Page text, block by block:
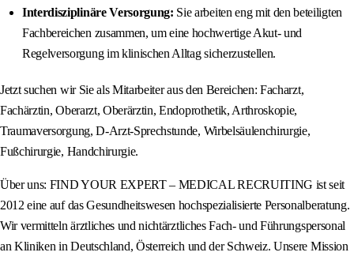
Interdisziplinäre Versorgung: Sie arbeiten eng mit den beteiligten
Fachbereichen zusammen, um eine hochwertige Akut- und
Regelversorgung im klinischen Alltag sicherzustellen.
Jetzt suchen wir Sie als Mitarbeiter aus den Bereichen: Facharzt,
Fachärztin, Oberarzt, Oberärztin, Endoprothetik, Arthroskopie,
Traumaversorgung, D-Arzt-Sprechstunde, Wirbelsäulenchirurgie,
Fußchirurgie, Handchirurgie.
Über uns: FIND YOUR EXPERT – MEDICAL RECRUITING ist seit
2012 eine auf das Gesundheitswesen hochspezialisierte Personalberatung.
Wir vermitteln ärztliches und nichtärztliches Fach- und Führungspersonal
an Kliniken in Deutschland, Österreich und der Schweiz. Unsere Mission